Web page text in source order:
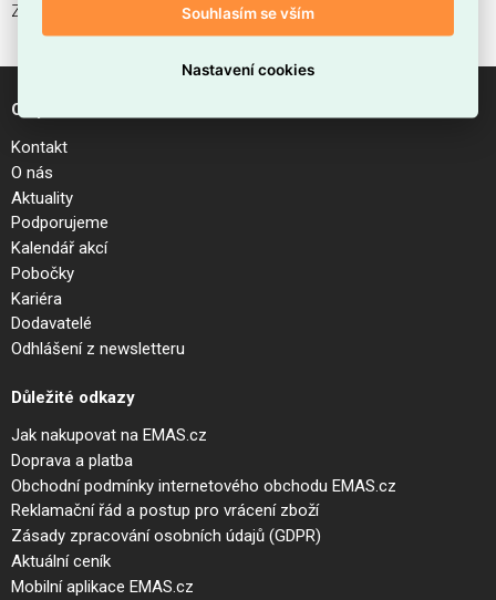
ZIGGY PL D100 BIANCO
O společnosti
Kontakt
O nás
Aktuality
Podporujeme
Kalendář akcí
Pobočky
Kariéra
Dodavatelé
Odhlášení z newsletteru
Důležité odkazy
Jak nakupovat na EMAS.cz
Doprava a platba
Obchodní podmínky internetového obchodu EMAS.cz
Reklamační řád a postup pro vrácení zboží
Zásady zpracování osobních údajů (GDPR)
Aktuální ceník
Mobilní aplikace EMAS.cz
Souhlasím se vším
Nastavení cookies